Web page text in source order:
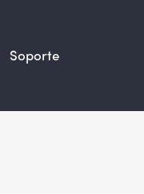
Soporte